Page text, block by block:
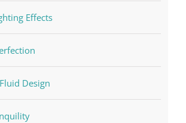
Effects
Design